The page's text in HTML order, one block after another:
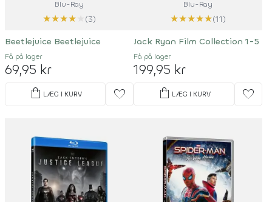
Blu-Ray
★★★★
(3)
Beetlejuice Beetlejuice
Få på lager
69,95 kr
shopping_bag LÆG I KURV favorite
Blu-Ray
★★★★★(11)
Jack Ryan Film Collection 1-5
Få på lager
199,95 kr
shopping_bag LÆG I KURV favorite